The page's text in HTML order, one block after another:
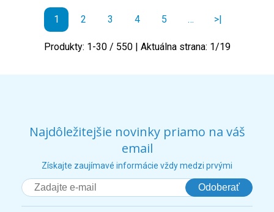
1 2 3 4 5 … >|
Produkty: 1-30/ 550| Aktuálna strana: 1/19
Najdôležitejšie novinky priamo na váš
email
Získajte zaujímavé informácie vždy medzi prvými
Odoberať